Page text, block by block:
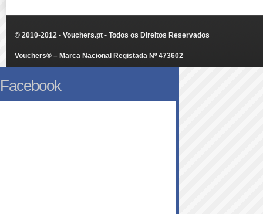
© 2010-2012 - Vouchers.pt - Todos os Direitos Reservados
Vouchers® – Marca Nacional Registada Nº 473602
Facebook